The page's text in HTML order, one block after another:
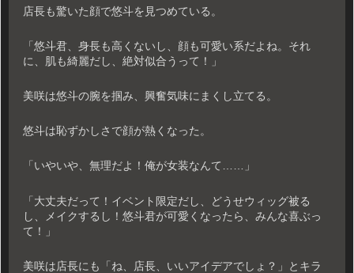
店長も驚いた顔で悠斗を見つめている。
「悠斗君、身長も高くないし、顔も可愛い系だよね。それ
に、肌も綺麗だし、絶対似合うって！」
美咲は悠斗の腕を掴み、興奮気味にまくし立てる。
悠斗は恥ずかしさで顔が熱くなった。
「いやいや、無理だよ！俺が女装なんて……」
「大丈夫だって！イベント限定だし、どうせウィッグ被る
し、メイクするし！悠斗君が可愛くなったら、みんな喜ぶっ
て！」
美咲は店長にも「ね、店長、いいアイデアでしょ？」とキラ